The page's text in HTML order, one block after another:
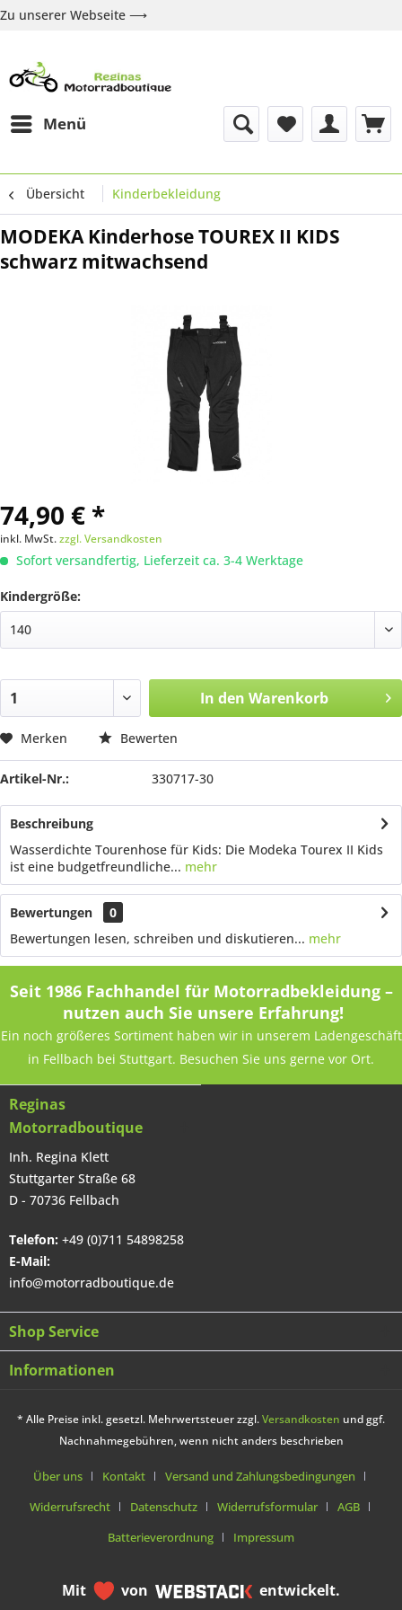
Zu unserer Webseite ⟶
Menü
Übersicht Kinderbekleidung
MODEKA Kinderhose TOUREX II KIDS
schwarz mitwachsend
74,90 € *
inkl. MwSt.zzgl. Versandkosten
Sofort versandfertig, Lieferzeit ca. 3-4 Werktage
Kindergröße:
In den Warenkorb
Merken Bewerten
Artikel-Nr.: 330717-30
Beschreibung
Wasserdichte Tourenhose für Kids: Die Modeka Tourex II Kids
ist eine budgetfreundliche... mehr
Bewertungen
0
Bewertungen lesen, schreiben und diskutieren... mehr
Seit 1986 Fachhandel für Motorradbekleidung –
nutzen auch Sie unsere Erfahrung!
Ein noch größeres Sortiment haben wir in unserem Ladengeschäft
in Fellbach bei Stuttgart. Besuchen Sie uns gerne vor Ort.
Reginas
Motorradboutique
Inh. Regina Klett
Stuttgarter Straße 68
D - 70736 Fellbach
Telefon: +49 (0)711 54898258
E-Mail:
info@motorradboutique.de
Shop Service
Informationen
* Alle Preise inkl. gesetzl. Mehrwertsteuer zzgl.Versandkosten und ggf.
Nachnahmegebühren, wenn nicht anders beschrieben
Über uns Kontakt
Versand und Zahlungsbedingungen
Widerrufsrecht
Datenschutz Widerrufsformular
AGB
Batterieverordnung
Impressum
Mit von entwickelt.